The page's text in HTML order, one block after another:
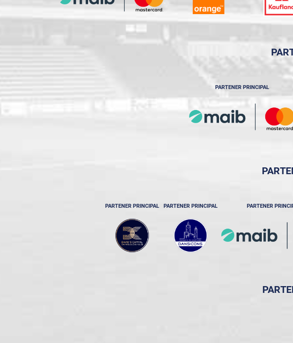
PARTENER PRINCIPAL
PARTENER PRINCIPAL PARTENER PRINCIPAL PARTENER